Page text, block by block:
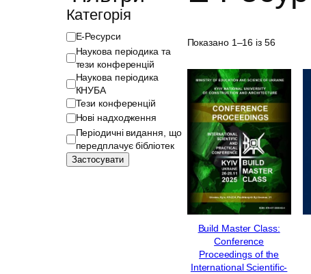
Категорія
К
т
г
о
р
і
я
Е-Ресурси
Наукова періодика та
тези конференцій
Наукова періодика
КНУБА
Тези конференцій
Нові надходження
Періодичні видання, що
передплачує бібліотек
Застосувати
Показано 1–16 із 56
Build Master Class:
Сonference
Proceedings of the
International Scientific-